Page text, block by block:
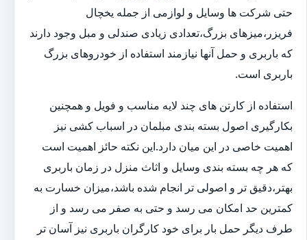
حتی شرکت ها وسایل و لوازمی از جمله یخچال
فریزر،میزهای بزرگ،تعدادی زیادی صندلی و مبل وجود دارند
که باربری و حمل آنها نیازمند استفاده از خودروهای بزرگ
باربری است.
استفاده از کارتن های چند لایه مناسب و فویل و همچنین
بکارگیری اصول بسته بندی مبلمان در اسباب کشی نیز
اهمیت خاصی در این میان دارد.این نکته حائز اهمیت است
که هر چه بسته بندی وسایل و اثاث منزل در زمان باربری
بهتر،دقیق تر و اصولی تر انجام شده باشد،میزان خسارت به
کمترین حد امکان می رسد و حتی به صفر می رسد و از
طرف دیگر حمل بار برای خود کارگران باربری نیز آسان تر